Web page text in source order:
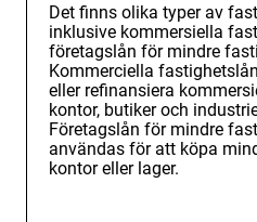
Det finns olika typer av
inklusive kommersiella
företagslån för mindre
Kommerciella
eller refinansiera
kontor, butiker och
Företagslån för mindre
användas för att köpa
kontor eller lager.